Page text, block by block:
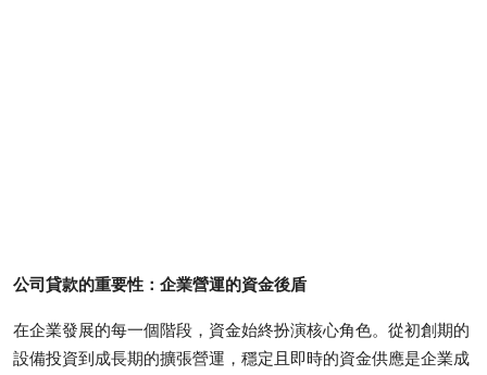
Real Estate
General
公司貸款的重要性：企業營運的資金後盾
在企業發展的每一個階段，資金始終扮演核心角色。從初創期的
設備投資到成長期的擴張營運，穩定且即時的資金供應是企業成